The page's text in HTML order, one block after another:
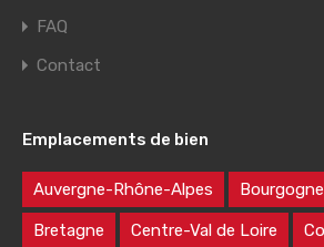
FAQ
Contact
Emplacements de bien
Auvergne-Rhône-Alpes
Bretagne Centre-Val de Loire